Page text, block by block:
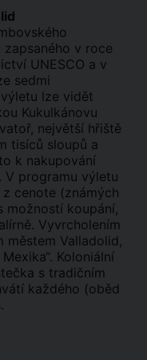
v roce
UNESCO a v
sedmi
lze vidět
Kukulkánovu
největší hřiště
tisíců sloupů a
k nakupování
V programu výletu
cenote (známých
možností koupání,
Vyvrcholením
městem Valladolid,
Koloniální
s tradičním
každého (oběd